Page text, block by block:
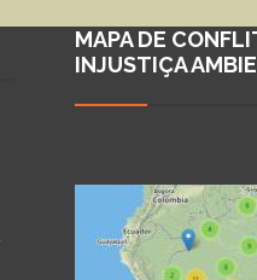
MAPA DE
INJUSTIÇA